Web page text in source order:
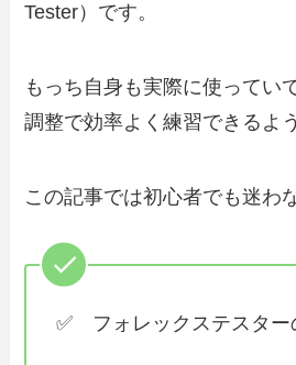
Tester）です。
もっち自身も実際に使ってい
調整で効率よく練習できるよ
この記事では初心者でも迷わ
✅ フォレックステスター